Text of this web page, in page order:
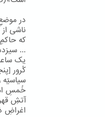
در
ناشی
که
...
یک
کُرور
سیاسیّه
خُمسِ
آتشِ
اغراضِ